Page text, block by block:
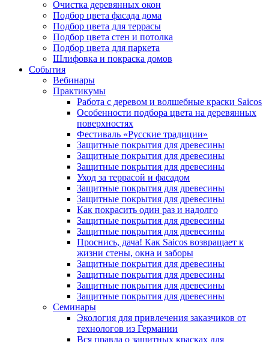
Очистка деревянных окон
Подбор цвета фасада дома
Подбор цвета для террасы
Подбор цвета стен и потолка
Подбор цвета для паркета
Шлифовка и покраска домов
События
Вебинары
Практикумы
Работа с деревом и волшебные краски Saicos
Особенности подбора цвета на деревянных
поверхностях
Фестиваль «Русские традиции»
Защитные покрытия для древесины
Защитные покрытия для древесины
Защитные покрытия для древесины
Уход за террасой и фасадом
Защитные покрытия для древесины
Защитные покрытия для древесины
Как покрасить один раз и надолго
Защитные покрытия для древесины
Защитные покрытия для древесины
Проснись, дача! Как Saicos возвращает к
жизни стены, окна и заборы
Защитные покрытия для древесины
Защитные покрытия для древесины
Защитные покрытия для древесины
Защитные покрытия для древесины
Семинары
Экология для привлечения заказчиков от
технологов из Германии
Вся правда о защитных красках для